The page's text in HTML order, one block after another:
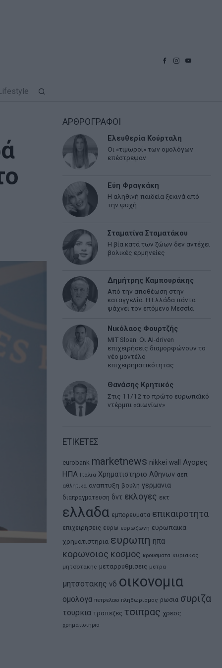
ΑΡΘΡΟΓΡΑΦΟΙ
Ελευθερία Κούρταλη
Οι «τιμωροί» των ομολόγων
επέστρεψαν
Εύη Φραγκάκη
Η αληθινή παιδεία ξεκινά από
την ψυχή…
Σταματίνα Σταματάκου
Η βία κατά των ζώων δεν αντέχει
βολικές ερμηνείες
Δημήτρης Καμπουράκης
Από την αποθέωση στην
καταγγελία: Η Ελλάδα πάντα
ψάχνει τον επόμενο Μεσσία
Νικόλαος Φουρτζής
MIT Sloan: Οι AI-driven
επιχειρήσεις διαμορφώνουν το
νέο μοντέλο
επιχειρηματικότητας
Θανάσης Κρητικός
Στις 11/12 το πρώτο ευρωπαϊκό
ντέρμπι «αιωνίων»
ΕΤΙΚΕΤΕΣ
eurobank marketnews nikkei wall
Αγορες
ΗΠΑ Ιταλια Χρηματιστηριο Αθηνων αεπ
αθλητικα αναπτυξη βουλη γερμανια
διαπραγματευση δντ εκλογες εκτ
ελλαδα εμπορευματα επικαιροτητα
επιχειρησεις ευρω ευρωζωνη ευρωπαικα
χρηματιστηρια ευρωπη ηπα
κορωνοιος κοσμος κρουσματα κυριακος
μητσοτακης μεταρρυθμισεις μετρα
μητσοτακης νδ οικονομια
ομολογα πετρελαιο πληθωρισμος ρωσια συριζα
τουρκια τραπεζες τσιπρας χρεος
χρηματιστηριο